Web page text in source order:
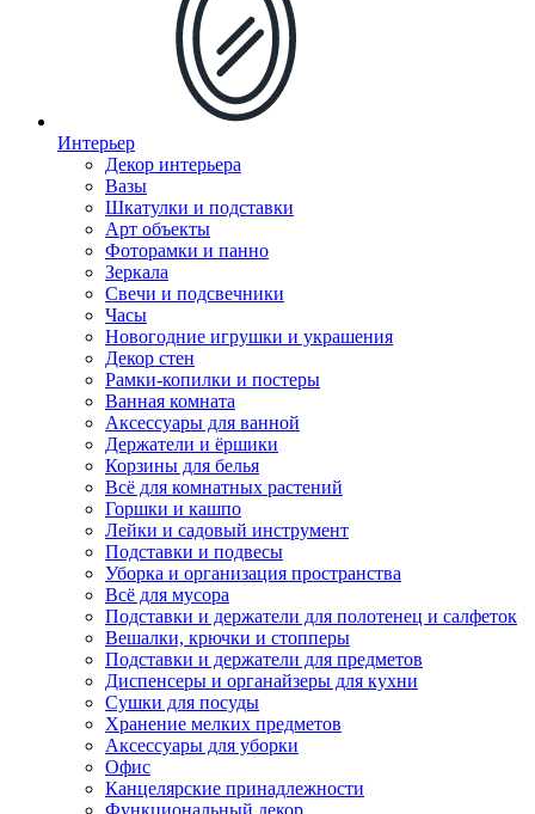
Интерьер
Декор интерьера
Вазы
Шкатулки и подставки
Арт объекты
Фоторамки и панно
Зеркала
Свечи и подсвечники
Часы
Новогодние игрушки и украшения
Декор стен
Рамки-копилки и постеры
Ванная комната
Аксессуары для ванной
Держатели и ёршики
Корзины для белья
Всё для комнатных растений
Горшки и кашпо
Лейки и садовый инструмент
Подставки и подвесы
Уборка и организация пространства
Всё для мусора
Подставки и держатели для полотенец и салфеток
Вешалки, крючки и стопперы
Подставки и держатели для предметов
Диспенсеры и органайзеры для кухни
Сушки для посуды
Хранение мелких предметов
Аксессуары для уборки
Офис
Канцелярские принадлежности
Функциональный декор